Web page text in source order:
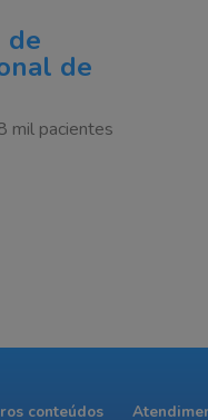
de
de
mil pacientes
conteúdos